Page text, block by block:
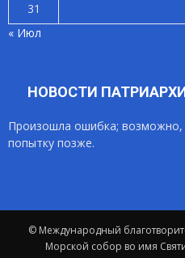
31
« Июл
НОВОСТИ
Произошла ошибка; возможно,
попытку позже.
© Международный
Морской собор во имя